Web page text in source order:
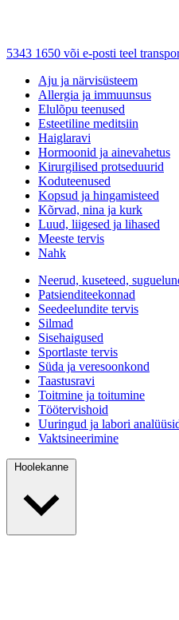
5343 1650 või e-posti teel
Aju ja närvisüsteem
Allergia ja immuunsus
Elulõpu teenused
Esteetiline meditsiin
Haiglaravi
Hormoonid ja ainevahetus
Kirurgilised protseduurid
Koduteenused
Kopsud ja hingamisteed
Kõrvad, nina ja kurk
Luud, liigesed ja lihased
Meeste tervis
Nahk
Neerud, kuseteed,
Patsienditeekonnad
Seedeelundite tervis
Silmad
Sisehaigused
Sportlaste tervis
Süda ja veresoonkond
Taastusravi
Toitmine ja toitumine
Töötervishoid
Uuringud ja labori
Vaktsineerimine
Hoolekanne